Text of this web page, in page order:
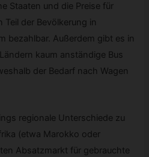
Staaten und die Preise für
Teil der Bevölkerung in
bezahlbar. Außerdem gibt es in
kaum anständige Bus
der Bedarf nach Wagen
regionale Unterschiede zu
(etwa Marokko oder
Absatzmarkt für gebrauchte